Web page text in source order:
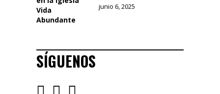
junio 6, 2025
SÍGUENOS